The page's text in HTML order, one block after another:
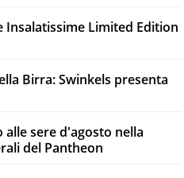
Insalatissime Limited Edition
Birra: Swinkels presenta
alle sere d'agosto nella
del Pantheon